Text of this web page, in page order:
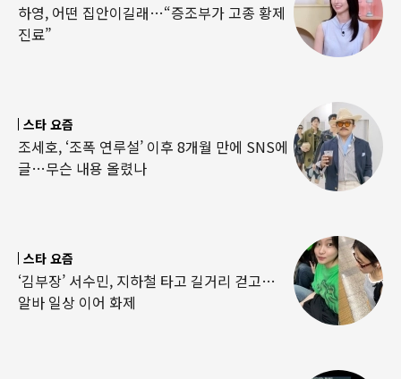
하영, 어떤 집안이길래…“증조부가 고종 황제
진료”
스타 요즘
조세호, ‘조폭 연루설’ 이후 8개월 만에 SNS에
글…무슨 내용 올렸나
스타 요즘
‘김부장’ 서수민, 지하철 타고 길거리 걷고…
알바 일상 이어 화제